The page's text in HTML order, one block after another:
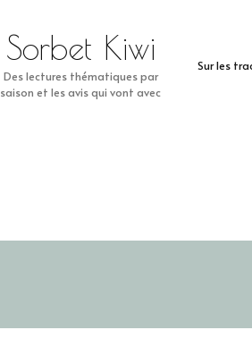
Sur les
Sorbet Kiwi
Des lectures thématiques par
saison et les avis qui vont avec